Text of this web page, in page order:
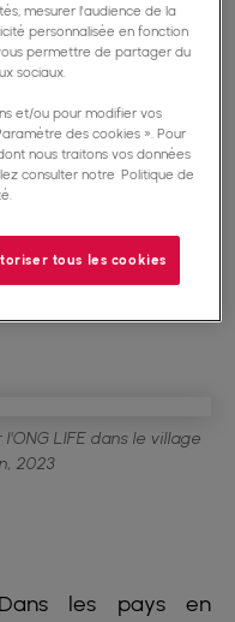
alimentation
Garantir un accès
donc crucial non
mais aussi pour le
LIFE dans le village
2023
les pays en
mesurer l'audience de la
personnalisée en fonction
permettre de partager du
sociaux.
et/ou pour modifier vos
des cookies ». Pour
nous traitons vos données
consulter notre Politique de
tous les cookies